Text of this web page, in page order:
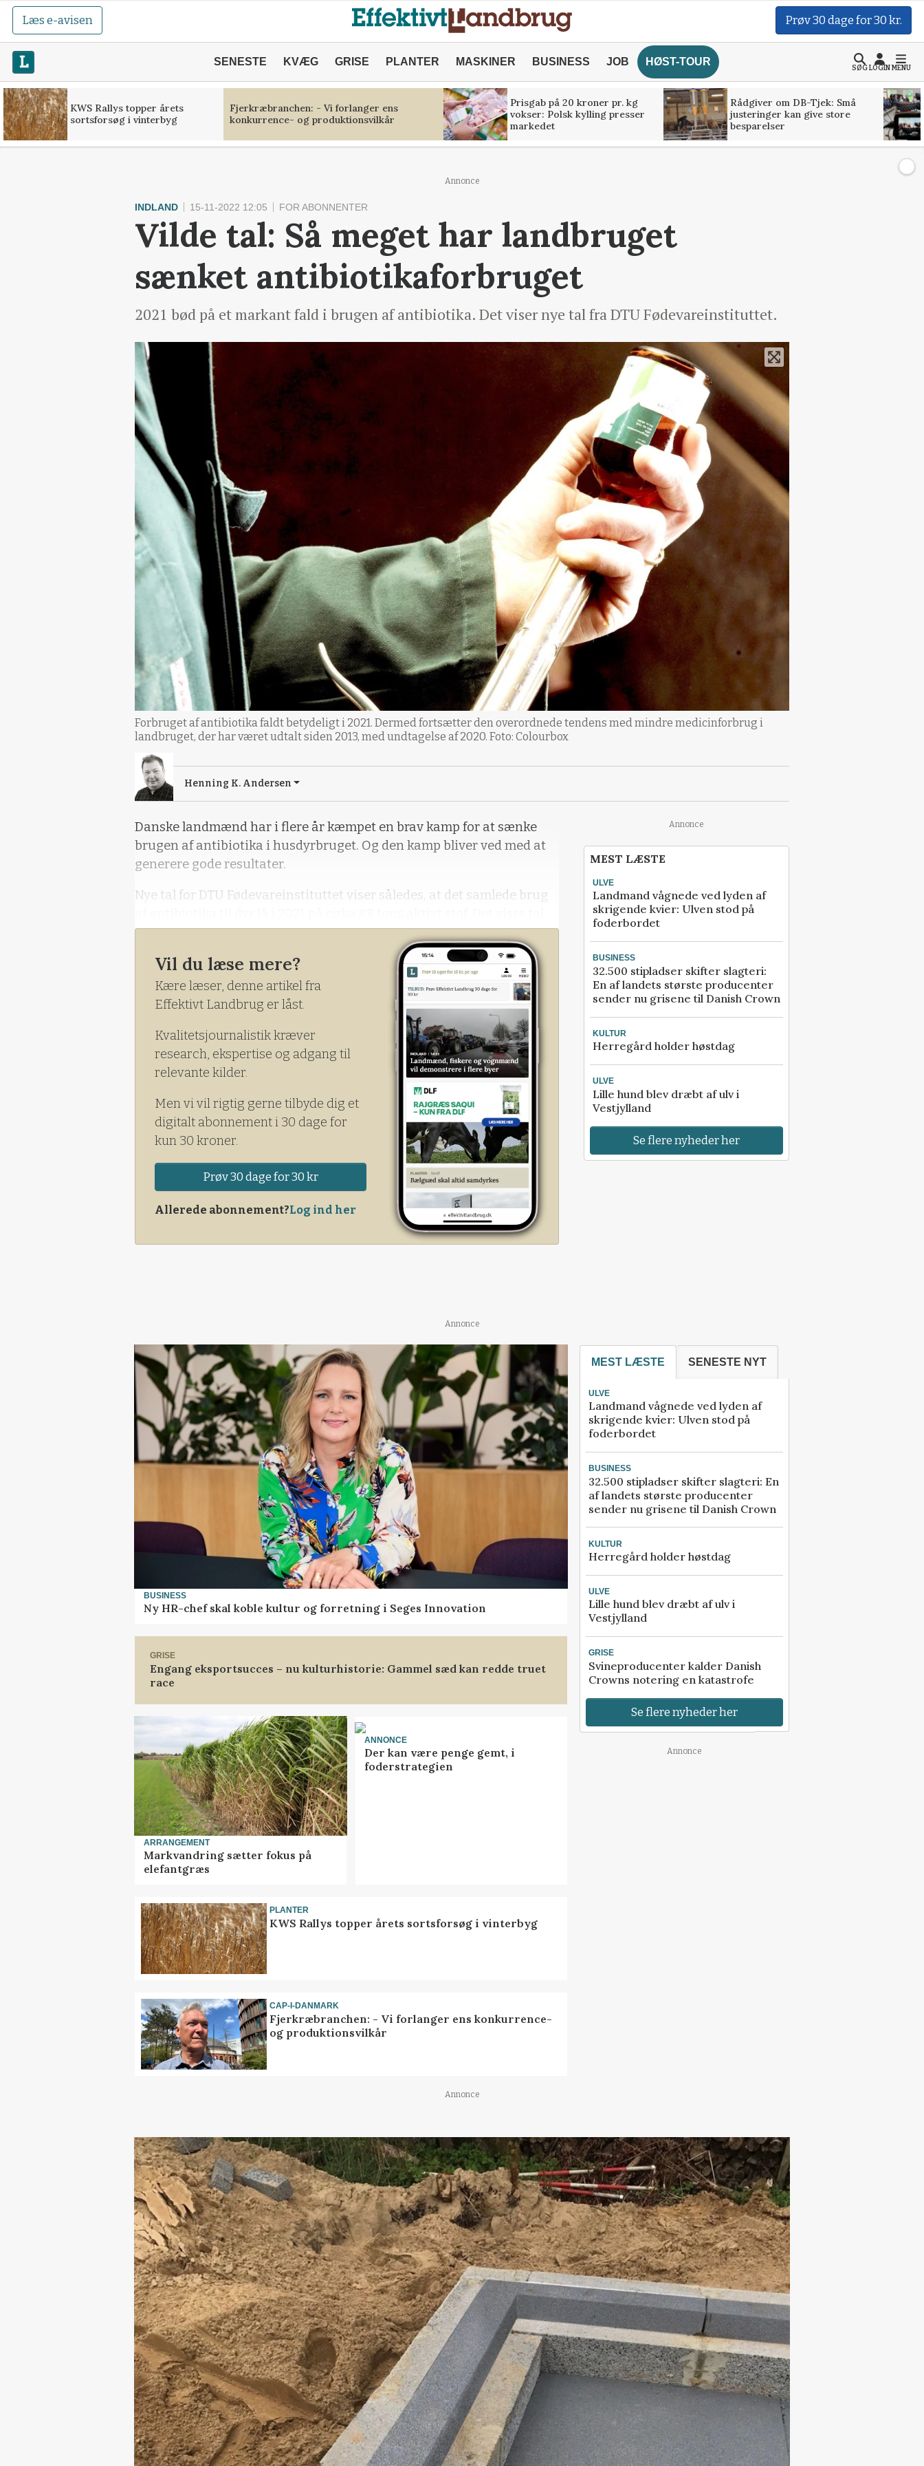
Læs e-avisen Prøv 30 dage for 30 kr.
SENESTE KVÆG GRISE PLANTER MASKINER BUSINESS JOB HØST-TOUR
SØGLOGINMENU
KWS Rallys topper årets
sortsforsøg i vinterbyg
Fjerkræbranchen: - Vi forlanger ens
konkurrence- og produktionsvilkår
Prisgab på 20 kroner pr. kg
vokser: Polsk kylling presser
markedet
Rådgiver om DB-Tjek: Små
justeringer kan give store
besparelser
Annonce
INDLAND 15-11-2022 12:05 FOR ABONNENTER
Vilde tal: Så meget har landbruget
sænket antibiotikaforbruget
2021 bød på et markant fald i brugen af antibiotika. Det viser nye tal fra DTU Fødevareinstituttet.
Forbruget af antibiotika faldt betydeligt i 2021. Dermed fortsætter den overordnede tendens med mindre medicinforbrug i
landbruget, der har været udtalt siden 2013, med undtagelse af 2020. Foto: Colourbox
Henning K. Andersen
Danske landmænd har i flere år kæmpet en brav kamp for at sænke
brugen af antibiotika i husdyrbruget. Og den kamp bliver ved med at
generere gode resultater.
Nye tal for DTU Fødevareinstituttet viser således, at det samlede brug
fra den nye VetStat database, som Fødevarestyrelsen tog i brug i juni
2021. I den nye database beregnes mængden af antibiotika på en lidt
anden måde end tidligere.
Vil du læse mere?
Kære læser, denne artikel fra
Effektivt Landbrug er låst.
Kvalitetsjournalistik kræver
research, ekspertise og adgang til
relevante kilder.
Men vi vil rigtig gerne tilbyde dig et
digitalt abonnement i 30 dage for
kun 30 kroner.
Prøv 30 dage for 30 kr
Allerede abonnement?Log ind her
Annonce
MEST LÆSTE
ULVE
Landmand vågnede ved lyden af
skrigende kvier: Ulven stod på
foderbordet
BUSINESS
32.500 stipladser skifter slagteri:
En af landets største producenter
sender nu grisene til Danish Crown
KULTUR
Herregård holder høstdag
ULVE
Lille hund blev dræbt af ulv i
Vestjylland
Se flere nyheder her
Annonce
BUSINESS
Ny HR-chef skal koble kultur og forretning i Seges Innovation
GRISE
Engang eksportsucces – nu kulturhistorie: Gammel sæd kan redde truet
race
ARRANGEMENT
Markvandring sætter fokus på
elefantgræs
ANNONCE
Der kan være penge gemt, i
foderstrategien
PLANTER
KWS Rallys topper årets sortsforsøg i vinterbyg
CAP-I-DANMARK
Fjerkræbranchen: - Vi forlanger ens konkurrence-
og produktionsvilkår
MEST LÆSTE SENESTE NYT
ULVE
Landmand vågnede ved lyden af
skrigende kvier: Ulven stod på
foderbordet
BUSINESS
32.500 stipladser skifter slagteri: En
af landets største producenter
sender nu grisene til Danish Crown
KULTUR
Herregård holder høstdag
ULVE
Lille hund blev dræbt af ulv i
Vestjylland
GRISE
Svineproducenter kalder Danish
Crowns notering en katastrofe
Se flere nyheder her
Annonce
Annonce